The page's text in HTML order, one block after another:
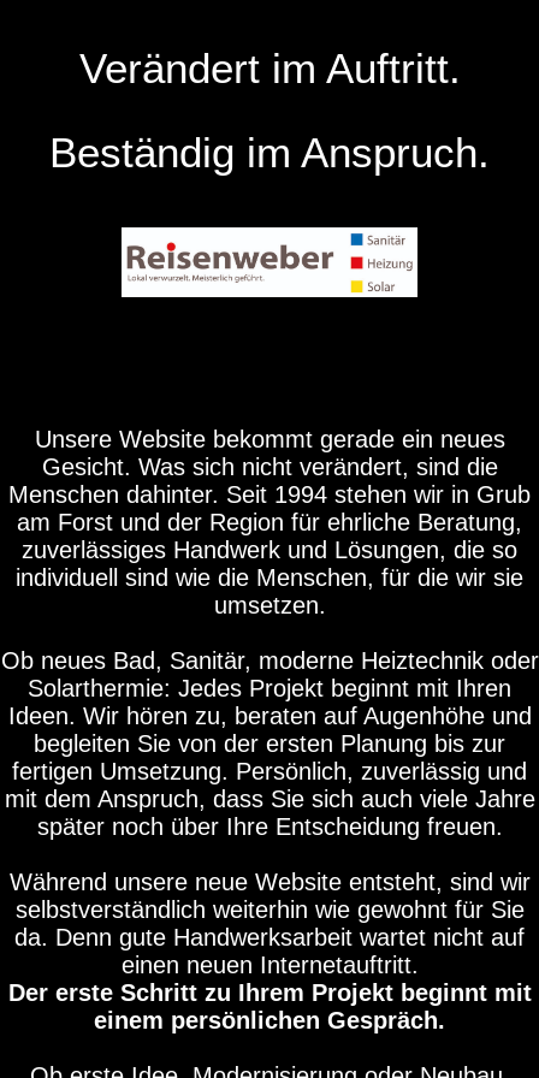
Verändert im Auftritt.
Beständig im Anspruch.
Unsere Website bekommt gerade ein neues
Gesicht. Was sich nicht verändert, sind die
Menschen dahinter. Seit 1994 stehen wir in Grub
am Forst und der Region für ehrliche Beratung,
zuverlässiges Handwerk und Lösungen, die so
individuell sind wie die Menschen, für die wir sie
umsetzen.
Ob neues Bad, Sanitär, moderne Heiztechnik oder
Solarthermie: Jedes Projekt beginnt mit Ihren
Ideen. Wir hören zu, beraten auf Augenhöhe und
begleiten Sie von der ersten Planung bis zur
fertigen Umsetzung. Persönlich, zuverlässig und
mit dem Anspruch, dass Sie sich auch viele Jahre
später noch über Ihre Entscheidung freuen.
Während unsere neue Website entsteht, sind wir
selbstverständlich weiterhin wie gewohnt für Sie
da. Denn gute Handwerksarbeit wartet nicht auf
einen neuen Internetauftritt.
Der erste Schritt zu Ihrem Projekt beginnt mit
einem persönlichen Gespräch.